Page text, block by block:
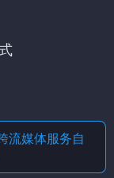
流媒体服务自